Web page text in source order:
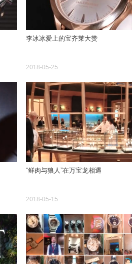
李冰冰爱上的宝齐莱大赞
2018-05-25
“鲜肉与狼人”在万宝龙相遇
2018-05-15